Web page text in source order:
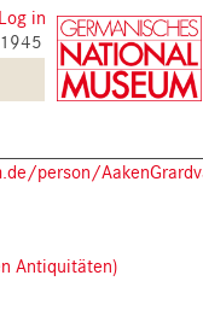
Log in
person/
Antiquitäten)